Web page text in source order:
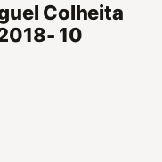
Colheita
10